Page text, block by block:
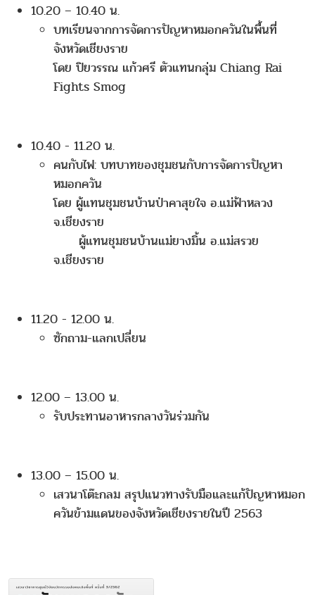
10.20 – 10.40 น.
บทเรียนจากการจัดการปัญหาหมอกควันในพื้นที่
จังหวัดเชียงราย
โดย ปิยวรรณ แก้วศรี ตัวแทนกลุ่ม Chiang Rai
Fights Smog
10.40 - 11.20 น.
คนกับไฟ: บทบาทของชุมชนกับการจัดการปัญหา
หมอกควัน
โดย ผู้แทนชุมชนบ้านป่าคาสุขใจ อ.แม่ฟ้าหลวง
จ.เชียงราย
ผู้แทนชุมชนบ้านแม่ยางมิ้น อ.แม่สรวย
จ.เชียงราย
11.20 - 12.00 น.
ซักถาม-แลกเปลี่ยน
12.00 – 13.00 น.
รับประทานอาหารกลางวันร่วมกัน
13.00 – 15.00 น.
เสวนาโต๊ะกลม สรุปแนวทางรับมือและแก้ปัญหาหมอก
ควันข้ามแดนของจังหวัดเชียงรายในปี 2563